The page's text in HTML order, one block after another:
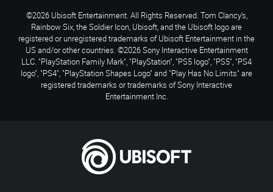
©2026 Ubisoft Entertainment. All Rights Reserved. Tom Clancy’s,
Rainbow Six, the Soldier Icon, Ubisoft, and the Ubisoft logo are
registered or unregistered trademarks of Ubisoft Entertainment in the
US and/or other countries. ©2026 Sony Interactive Entertainment
LLC. "PlayStation Family Mark", "PlayStation", "PS5 logo", "PS5", "PS4
logo", "PS4", "PlayStation Shapes Logo" and "Play Has No Limits" are
registered trademarks or trademarks of Sony Interactive
Entertainment Inc.